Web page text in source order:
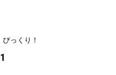
びっくり！
1